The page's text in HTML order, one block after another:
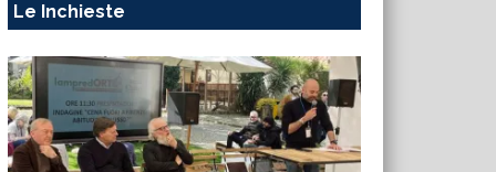
Le Inchieste